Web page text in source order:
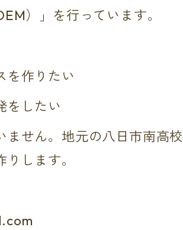
）」を行っています。
を作りたい
をしたい
せん。地元の八日市南高
します。